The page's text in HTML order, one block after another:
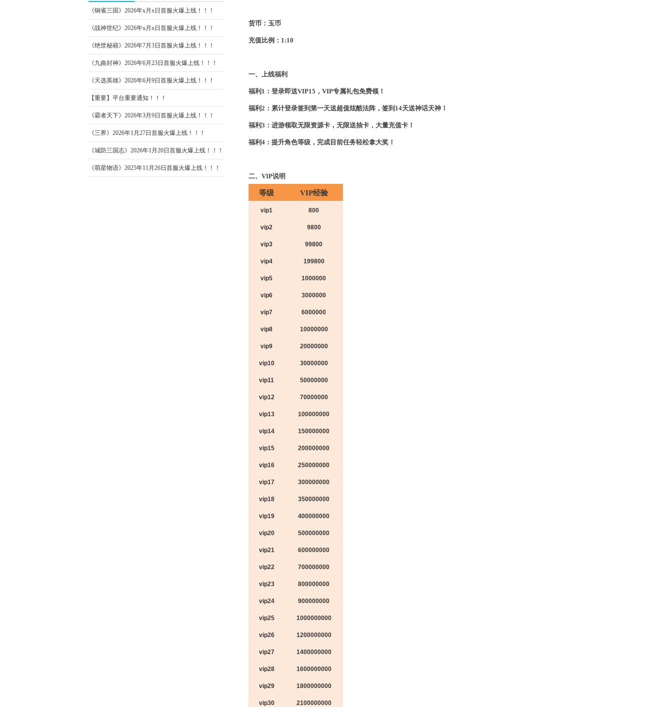
《铜雀三国》2026年x月x日首服火爆上线！！！
《战神世纪》2026年x月x日首服火爆上线！！！
《绝世秘籍》2026年7月3日首服火爆上线！！！
《九曲封神》2026年6月23日首服火爆上线！！！
《天选英雄》2026年6月9日首服火爆上线！！！
【重要】平台重要通知！！！
《霸者天下》2026年3月9日首服火爆上线！！！
《三界》2026年1月27日首服火爆上线！！！
《城防三国志》2026年1月20日首服火爆上线！！！
《萌星物语》2025年11月26日首服火爆上线！！！
货币：玉币
充值比例：1:10
一、上线福利
福利1：登录即送VIP15，VIP专属礼包免费领！
福利2：累计登录签到第一天送超值炫酷法阵，签到14天送神话天神！
福利3：进游领取无限资源卡，无限送抽卡，大量充值卡！
福利4：提升角色等级，完成目前任务轻松拿大奖！
二、VIP说明
等级 VIP经验
vip1 800
vip2 9800
vip3 99800
vip4 199800
vip5 1000000
vip6 3000000
vip7 6000000
vip8 10000000
vip9 20000000
vip10 30000000
vip11 50000000
vip12 70000000
vip13 100000000
vip14 150000000
vip15 200000000
vip16 250000000
vip17 300000000
vip18 350000000
vip19 400000000
vip20 500000000
vip21 600000000
vip22 700000000
vip23 800000000
vip24 900000000
vip25 1000000000
vip26 1200000000
vip27 1400000000
vip28 1600000000
vip29 1800000000
vip30 2100000000